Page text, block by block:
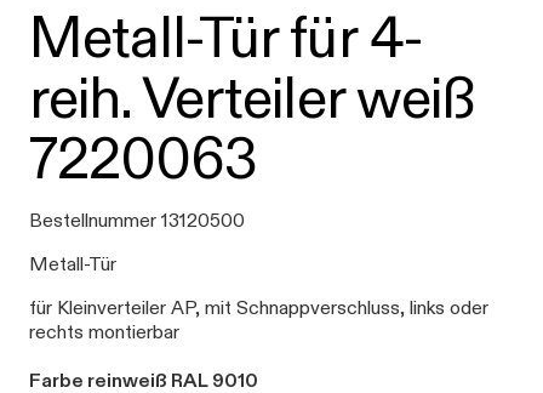
Metall-Tür für 4-
reih. Verteiler weiß
7220063
Bestellnummer 13120500
Metall-Tür
für Kleinverteiler AP, mit Schnappverschluss, links oder
rechts montierbar
Farbe reinweiß RAL 9010